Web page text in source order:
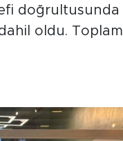
doğrultusunda
oldu. Toplam